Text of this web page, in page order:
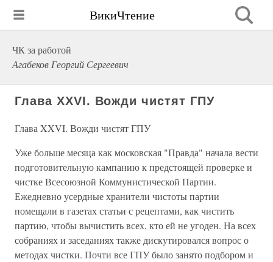
ВикиЧтение
ЧК за работой
Агабеков Георгий Сергеевич
Глава XXVI. Вожди чистят ГПУ
Глава XXVI. Вожди чистят ГПУ
Уже больше месяца как московская "Правда" начала вести
подготовительную кампанию к предстоящей проверке и
чистке Всесоюзной Коммунистической Партии.
Ежедневно усердные хранители чистоты партии
помещали в газетах статьи с рецептами, как чистить
партию, чтобы вычистить всех, кто ей не угоден. На всех
собраниях и заседаниях также дискутировался вопрос о
методах чистки. Почти все ГПУ было занято подбором и